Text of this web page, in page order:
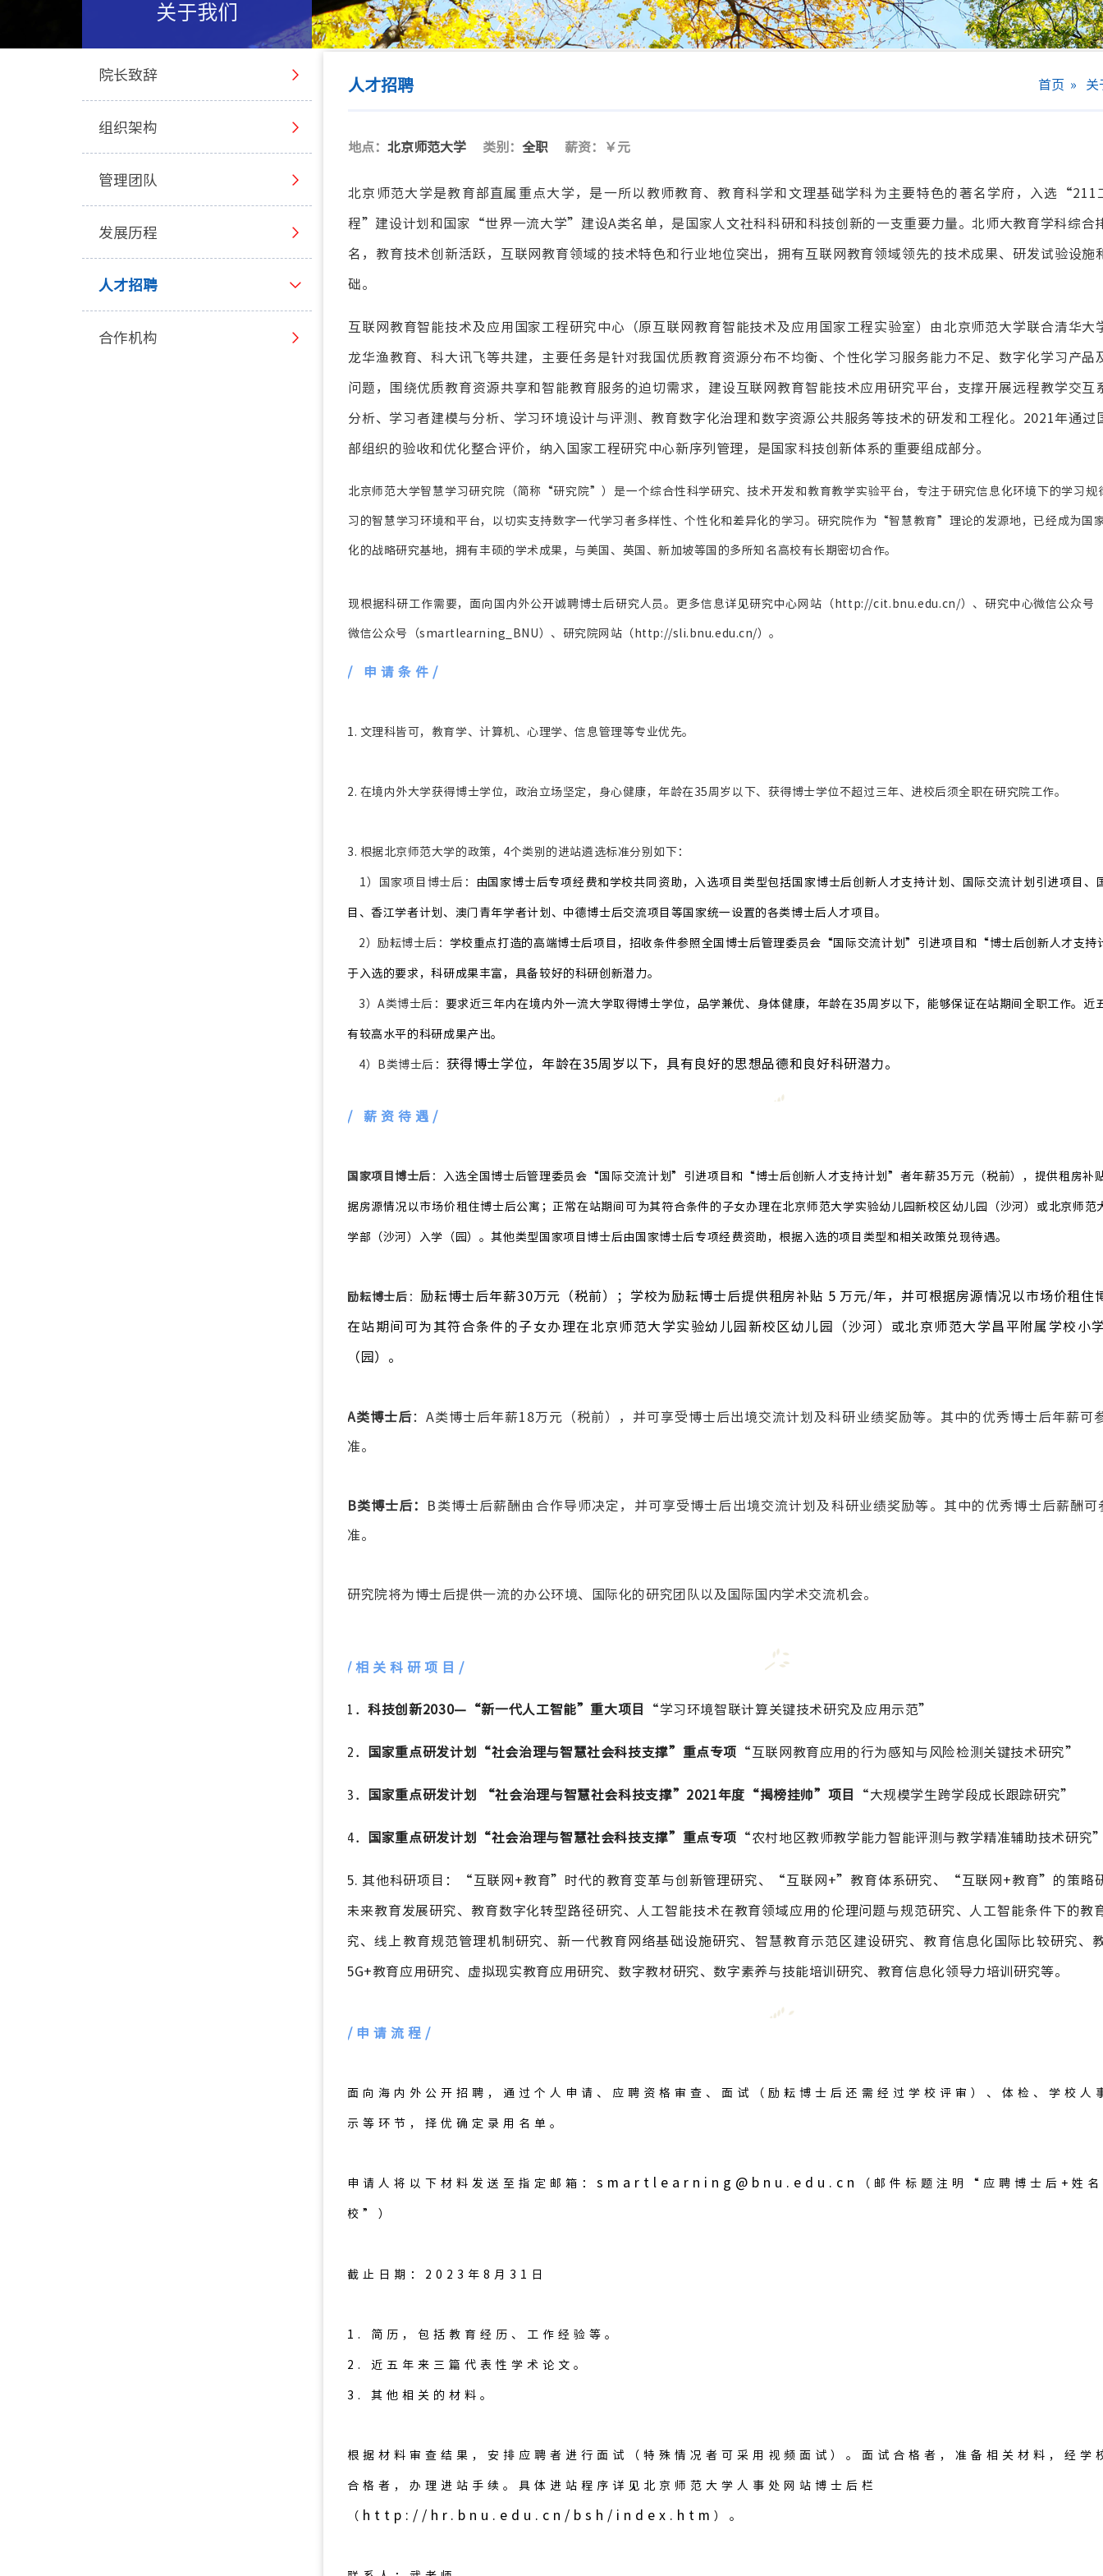
关于我们
院长致辞
组织架构
管理团队
发展历程
人才招聘
合作机构
人才招聘 首页 » 关
地点： 北京师范大学 类别： 全职 薪资：￥元
北京师范大学是教育部直属重点大学，是一所以教师教育、教育科学和文理基础学科为主要特色的著名学府，入选
程”建设计划和国家“世界一流大学”建设A类名单，是国家人文社科科研和科技创新的一支重要力量。北师大教育学科综合
名，教育技术创新活跃，互联网教育领域的技术特色和行业地位突出，拥有互联网教育领域领先的技术成果、研发试验设施
础。
互联网教育智能技术及应用国家工程研究中心（原互联网教育智能技术及应用国家工程实验室）由北京师范大学联合清华大
龙华渔教育、科大讯飞等共建，主要任务是针对我国优质教育资源分布不均衡、个性化学习服务能力不足、数字化学习产品
问题，围绕优质教育资源共享和智能教育服务的迫切需求，建设互联网教育智能技术应用研究平台，支撑开展远程教学交互
分析、学习者建模与分析、学习环境设计与评测、教育数字化治理和数字资源公共服务等技术的研发和工程化。2021年通过
部组织的验收和优化整合评价，纳入国家工程研究中心新序列管理，是国家科技创新体系的重要组成部分。
北京师范大学智慧学习研究院（简称“研究院”）是一个综合性科学研究、技术开发和教育教学实验平台，专注于研究信息化环境下的学习规
习的智慧学习环境和平台，以切实支持数字一代学习者多样性、个性化和差异化的学习。 研究院作为“智慧教育”理论的发源地，已经成为国
化的战略研究基地，拥有丰硕的学术成果，与美国、英国、新加坡等国的多所知名高校有长期密切合作。
现根据科研工作需要，面向国内外公开诚聘博士后研究人员。更多信息详见研究中心网站（http://cit.bnu.edu.cn/）、研究中心微信公众号
微信公众号（smartlearning_BNU）、研究院网站（http://sli.bnu.edu.cn/）。
/ 申请条件 /
1. 文理科皆可，教育学、计算机、心理学、信息管理等专业优先。
2. 在境内外大学获得博士学位，政治立场坚定，身心健康，年龄在35周岁以下、获得博士学位不超过三年、进校后须全职在研究院工作。
3. 根据北京师范大学的政策，4个类别的进站遴选标准分别如下：
1）国家项目博士后： 由国家博士后专项经费和学校共同资助，入选项目类型包括国家博士后创新人才支持计划、国际交流计划引进项目、
目、香江学者计划、澳门青年学者计划、中德博士后交流项目等国家统一设置的各类博士后人才项目。
2）励耘博士后： 学校重点打造的高端博士后项目，招收条件参照全国博士后管理委员会“国际交流计划”引进项目和“博士后创新人才支
于入选的要求，科研成果丰富，具备较好的科研创新潜力。
3）A类博士后： 要求近三年内在境内外一流大学取得博士学位，品学兼优、身体健康，年龄在35周岁以下，能够保证在站期间全职工作。近
有较高水平的科研成果产出。
4）B类博士后： 获得博士学位，年龄在35周岁以下，具有良好的思想品德和良好科研潜力。
/ 薪资待遇 /
国家项目博士后 ： 入选全国博士后管理委员会“国际交流计划”引进项目和“博士后创新人才支持计划”者年薪35万元（税前），提供租房补
据房源情况以市场价租住博士后公寓；正常在站期间可为其符合条件的子女办理在北京师范大学实验幼儿园新校区幼儿园（沙河）或北京师范
学部（沙河）入学（园）。其他类型国家项目博士后由国家博士后专项经费资助，根据入选的项目类型和相关政策兑现待遇。
励耘博士后 ： 励耘博士后年薪30万元（税前）；学校为励耘博士后提供租房补贴 5 万元/年，并可根据房源情况以市场价租住
在站期间可为其符合条件的子女办理在北京师范大学实验幼儿园新校区幼儿园（沙河）或北京师范大学昌平附属学校小
（园）。
A类博士后： A类博士后年薪18万元（税前），并可享受博士后出境交流计划及科研业绩奖励等。其中的优秀博士后年薪可
准。
B类博士后： B类博士后薪酬由合作导师决定，并可享受博士后出境交流计划及科研业绩奖励等。其中的优秀博士后薪酬可
准。
研究院将为博士后提供一流的办公环境、国际化的研究团队以及国际国内学术交流机会。
/相关科研项目 /
1．科技创新2030—“新一代人工智能”重大项目 “学习环境智联计算关键技术研究及应用示范”
2． 国家重点研发计划“社会治理与智慧社会科技支撑”重点专项 “互联网教育应用的行为感知与风险检测关键技术研究”
3． 国家重点研发计划 “社会治理与智慧社会科技支撑”2021年度“揭榜挂帅”项目 “大规模学生跨学段成长跟踪研究”
4． 国家重点研发计划“社会治理与智慧社会科技支撑”重点专项 “农村地区教师教学能力智能评测与教学精准辅助技术研究
5. 其他科研项目：“互联网+教育”时代的教育变革与创新管理研究、“互联网+”教育体系研究、“互联网+教育”的策略
未来教育发展研究、教育数字化转型路径研究、人工智能技术在教育领域应用的伦理问题与规范研究、人工智能条件下的教
究、线上教育规范管理机制研究、新一代教育网络基础设施研究、智慧教育示范区建设研究、教育信息化国际比较研究、
5G+教育应用研究、虚拟现实教育应用研究、数字教材研究、数字素养与技能培训研究、教育信息化领导力培训研究等。
/ 申请流程 /
面向海内外公开招聘，通过个人申请、应聘资格审查、面试（励耘博士后还需经过学校评审）、体检、学校人
示等环节，择优确定录用名单。
申请人将以下材料发送至指定邮箱： smartlearning@bnu.edu.cn （邮件标题注明“应聘博士后+姓
校”）
截止日期：2023年8月31日
1. 简历，包括教育经历、工作经验等。
2. 近五年来三篇代表性学术论文。
3. 其他相关的材料。
根据材料审查结果，安排应聘者进行面试（特殊情况者可采用视频面试）。面试合格者，准备相关材料，经学
合格者，办理进站手续。具体进站程序详见北京师范大学人事处网站博士后栏
（ http://hr.bnu.edu.cn/bsh/index.htm ）。